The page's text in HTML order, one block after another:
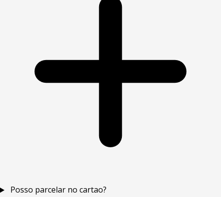
Posso parcelar no cartao?